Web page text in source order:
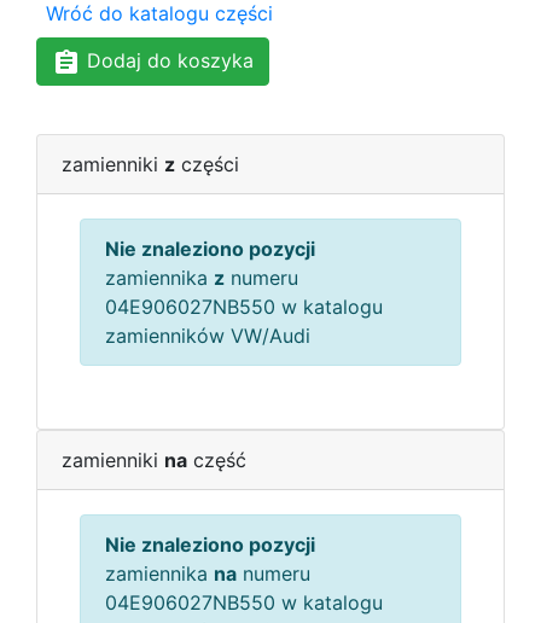
Wróć do katalogu części
Dodaj do koszyka
zamienniki z części
Nie znaleziono pozycji
zamiennika z numeru
04E906027NB550 w katalogu
zamienników VW/Audi
zamienniki na część
Nie znaleziono pozycji
zamiennika na numeru
04E906027NB550 w katalogu